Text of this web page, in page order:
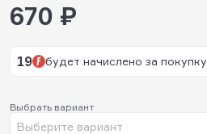
Выбрать вариант
Выберите вариант
670 ₽
19 будет начислено за покупку